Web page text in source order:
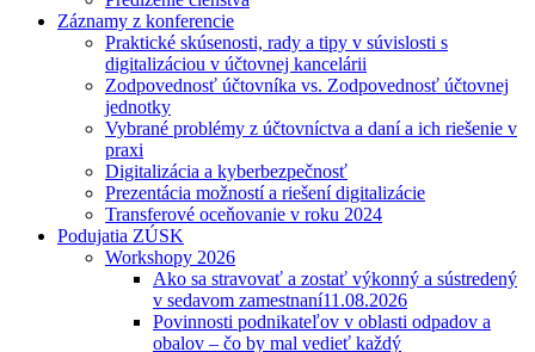
Záznamy z konferencie
Praktické skúsenosti, rady a tipy v súvislosti s
digitalizáciou v účtovnej kancelárii
Zodpovednosť účtovníka vs. Zodpovednosť účtovnej
jednotky
Vybrané problémy z účtovníctva a daní a ich riešenie v
praxi
Digitalizácia a kyberbezpečnosť
Prezentácia možností a riešení digitalizácie
Transferové oceňovanie v roku 2024
Podujatia ZÚSK
Workshopy 2026
Ako sa stravovať a zostať výkonný a sústredený
v sedavom zamestnaní11.08.2026
Povinnosti podnikateľov v oblasti odpadov a
obalov – čo by mal vedieť každý